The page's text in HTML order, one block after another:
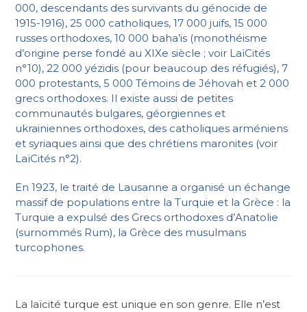
000, descendants des survivants du génocide de
1915-1916), 25 000 catholiques, 17 000 juifs, 15 000
russes orthodoxes, 10 000 baha’is (monothéisme
d’origine perse fondé au XIXe siècle ; voir LaïCités
n°10), 22 000 yézidis (pour beaucoup des réfugiés), 7
000 protestants, 5 000 Témoins de Jéhovah et 2 000
grecs orthodoxes. Il existe aussi de petites
communautés bulgares, géorgiennes et
ukrainiennes orthodoxes, des catholiques arméniens
et syriaques ainsi que des chrétiens maronites (voir
LaïCités n°2).
En 1923, le traité de Lausanne a organisé un échange
massif de populations entre la Turquie et la Grèce : la
Turquie a expulsé des Grecs orthodoxes d’Anatolie
(surnommés Rum), la Grèce des musulmans
turcophones.
La laïcité turque est unique en son genre. Elle n’est